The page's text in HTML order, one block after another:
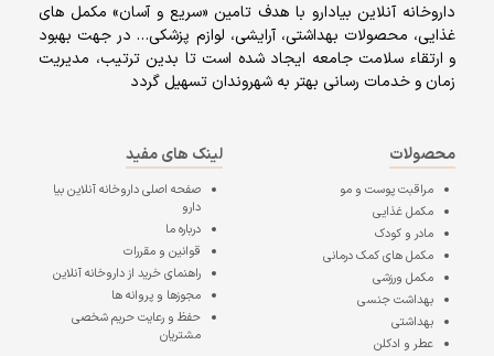
داروخانه آنلاين بيادارو با هدف تامين «سریع و آسان» مكمل هاى
غذايى، محصولات بهداشتى، آرايشى، لوازم پزشکی… در جهت بهبود
و ارتقاء سلامت جامعه ایجاد شده است تا بدین ترتیب، مدیریت
زمان و خدمات رسانی بهتر به شهروندان تسهیل گردد
محصولات
مراقبت پوست و مو
مکمل غذایی
مادر و کودک
مکمل های کمک درمانی
مکمل ورزشی
بهداشت جنسی
بهداشتی
عطر و ادکلن
لینک های مفید
صفحه اصلیداروخانه آنلاین بیا
دارو
درباره ما
قوانین و مقررات
راهنمای خرید از داروخانه آنلاین
مجوزها و پروانه ها
حفظ و رعایت حریم شخصی
مشتریان